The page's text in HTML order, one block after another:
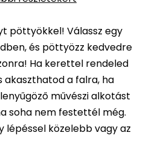
pöttyökkel! Válassz egy
és pöttyözz kedvedre
Ha kerettel rendeled
akaszthatod a falra, ha
művészi alkotást
soha nem festettél még.
lépéssel közelebb vagy az